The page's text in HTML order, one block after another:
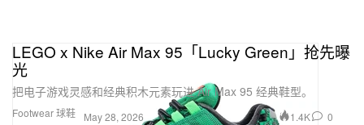
Footwear 球鞋
LEGO x Nike Air Max 95「Lucky Green」抢先曝
光
把电子游戏灵感和经典积木元素玩进 Air Max 95 经典鞋型。
May 28, 2026 1.4K 0